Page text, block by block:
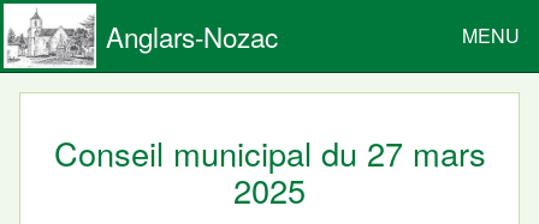
Anglars-Nozac MENU
Conseil municipal du 27 mars
2025